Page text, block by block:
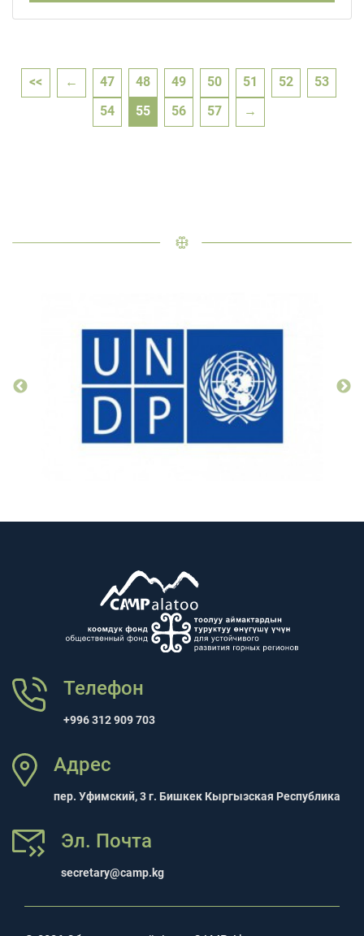
<< ← 47 48 49 50 51 52
53
54
55 56 57 →
Телефон
+996 312 909 703
Адрес
пер. Уфимский, 3 г. Бишкек Кыргызская Республика
Эл. Почта
secretary@camp.kg